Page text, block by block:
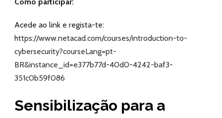
Acede ao link e regista-te:
https://www.netacad.com/courses/introduction-to-
cybersecurity?courseLang=pt-
BR&instance_id=e377b77d-40d0-4242-baf3-
351c0b59f086
Sensibilização para a